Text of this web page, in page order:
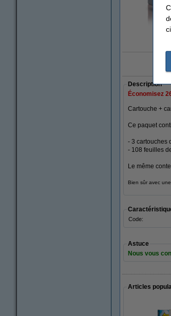
Description
Économisez
Cartouche +
Ce paquet
- 3 cartouches
- 108 feuilles
Le même
Bien sûr avec
Code:
Astuce
Nous vous
Articles
ci.